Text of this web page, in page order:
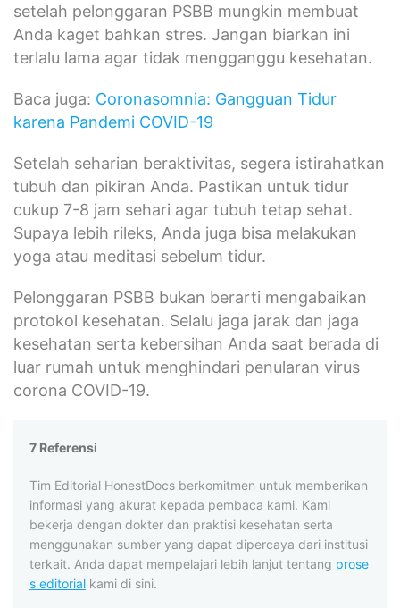
setelah pelonggaran PSBB mungkin membuat
Anda kaget bahkan stres. Jangan biarkan ini
terlalu lama agar tidak mengganggu kesehatan.
Baca juga: Coronasomnia: Gangguan Tidur
karena Pandemi COVID-19
Setelah seharian beraktivitas, segera istirahatkan
tubuh dan pikiran Anda. Pastikan untuk tidur
cukup 7-8 jam sehari agar tubuh tetap sehat.
Supaya lebih rileks, Anda juga bisa melakukan
yoga atau meditasi sebelum tidur.
Pelonggaran PSBB bukan berarti mengabaikan
protokol kesehatan. Selalu jaga jarak dan jaga
kesehatan serta kebersihan Anda saat berada di
luar rumah untuk menghindari penularan virus
corona COVID-19.
7 Referensi
Tim Editorial HonestDocs berkomitmen untuk memberikan
informasi yang akurat kepada pembaca kami. Kami
bekerja dengan dokter dan praktisi kesehatan serta
menggunakan sumber yang dapat dipercaya dari institusi
terkait. Anda dapat mempelajari lebih lanjut tentang prose
s editorial kami di sini.